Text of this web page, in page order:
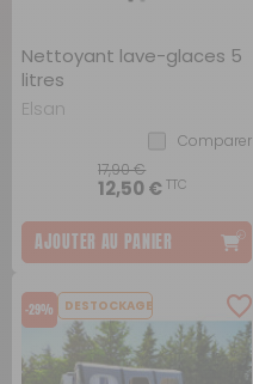
Nettoyant lave-glaces 5
litres
Elsan
Comparer
17,90 €
12,50 €TTC
AJOUTER AU PANIER
-29% DESTOCKAGE